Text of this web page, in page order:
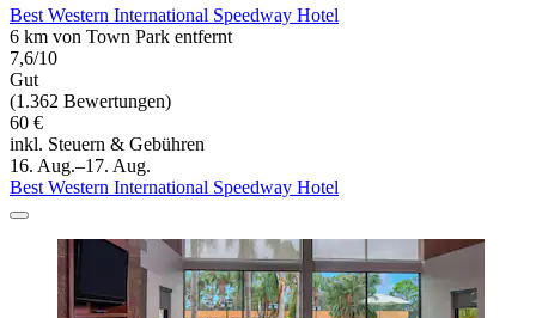
Best Western International Speedway Hotel
6 km von Town Park entfernt
7,6/10
Gut
(1.362 Bewertungen)
60 €
inkl. Steuern & Gebühren
16. Aug.–17. Aug.
Best Western International Speedway Hotel